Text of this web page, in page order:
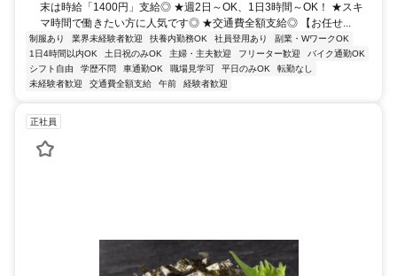
末は時給「1400円」支給◎ ★週2日～OK、1日3時間～OK！ ★スキ
マ時間で働きたい方に人気です◎ ★交通費全額支給◎ 【お任せ...
制服あり 業界未経験者歓迎 扶養内勤務OK 社員登用あり
副業・WワークOK
1日4時間以内OK
土日祝のみOK 主婦・主夫歓迎 フリーター歓迎
バイク通勤OK
シフト自由
学歴不問 車通勤OK 職場見学可 平日のみOK
転勤なし
未経験者歓迎
交通費全額支給 午前 経験者歓迎
正社員